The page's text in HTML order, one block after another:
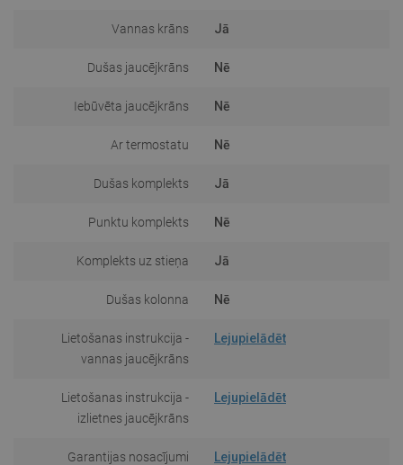
Vannas krāns Jā
Dušas jaucējkrāns Nē
Iebūvēta jaucējkrāns Nē
Ar termostatu Nē
Dušas komplekts Jā
Punktu komplekts Nē
Komplekts uz stieņa Jā
Dušas kolonna Nē
Lietošanas instrukcija -
vannas jaucējkrāns
Lejupielādēt
Lietošanas instrukcija -
izlietnes jaucējkrāns
Lejupielādēt
Garantijas nosacījumi Lejupielādēt